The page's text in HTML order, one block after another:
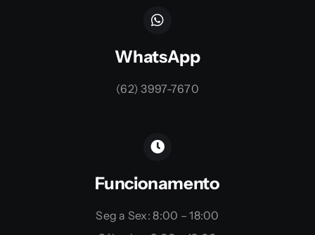
WhatsApp
(62) 3997-7670
Funcionamento
Seg a Sex: 8:00 – 18:00